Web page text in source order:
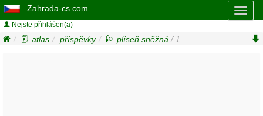
Zahrada-cs.com
Nejste přihlášen(a)
atlas příspěvky plíseň sněžná / 1